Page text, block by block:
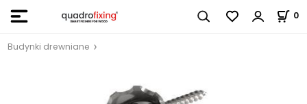
0
Budynki drewniane